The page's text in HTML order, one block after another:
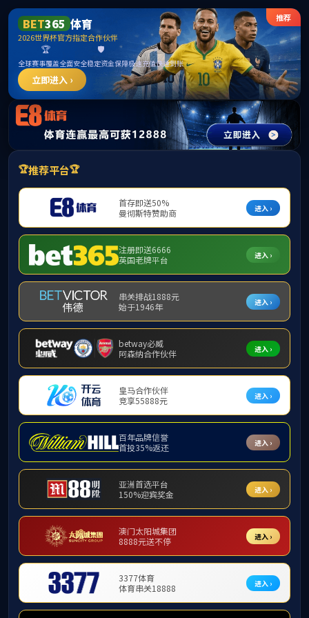
beats365(有限公司)-唯一官方网站
提示：访问地址无效，activity/p/202690找不到对应的栏目！
首页 关闭此页